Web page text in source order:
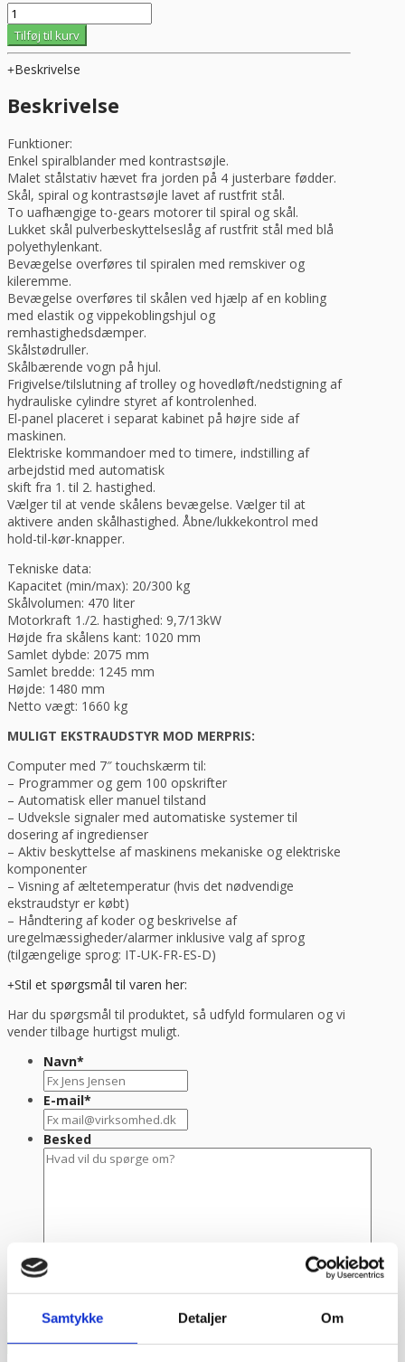
Samtykke Detaljer Om
Spiral
Mixer
Med
Aftagelig
Skål,
ASE
300
Mixer
Professional
antal
Tilføj til kurv
Beskrivelse
Beskrivelse
Funktioner:
Enkel spiralblander med kontrastsøjle.
Malet stålstativ hævet fra jorden på 4 justerbare fødder.
Skål, spiral og kontrastsøjle lavet af rustfrit stål.
To uafhængige to-gears motorer til spiral og skål.
Lukket skål pulverbeskyttelseslåg af rustfrit stål med blå
polyethylenkant.
Bevægelse overføres til spiralen med remskiver og
kileremme.
Bevægelse overføres til skålen ved hjælp af en kobling
med elastik og vippekoblingshjul og
remhastighedsdæmper.
Skålstødruller.
Skålbærende vogn på hjul.
Frigivelse/tilslutning af trolley og hovedløft/nedstigning af
hydrauliske cylindre styret af kontrolenhed.
El-panel placeret i separat kabinet på højre side af
maskinen.
Elektriske kommandoer med to timere, indstilling af
arbejdstid med automatisk
skift fra 1. til 2. hastighed.
Vælger til at vende skålens bevægelse. Vælger til at
aktivere anden skålhastighed. Åbne/lukkekontrol med
hold-til-kør-knapper.
Tekniske data:
Kapacitet (min/max): 20/300 kg
Skålvolumen: 470 liter
Motorkraft 1./2. hastighed: 9,7/13kW
Højde fra skålens kant: 1020 mm
Samlet dybde: 2075 mm
Samlet bredde: 1245 mm
Højde: 1480 mm
Netto vægt: 1660 kg
MULIGT EKSTRAUDSTYR MOD MERPRIS:
Computer med 7″ touchskærm til:
– Programmer og gem 100 opskrifter
– Automatisk eller manuel tilstand
– Udveksle signaler med automatiske systemer til
dosering af ingredienser
– Aktiv beskyttelse af maskinens mekaniske og elektriske
komponenter
– Visning af æltetemperatur (hvis det nødvendige
ekstraudstyr er købt)
– Håndtering af koder og beskrivelse af
uregelmæssigheder/alarmer inklusive valg af sprog
(tilgængelige sprog: IT-UK-FR-ES-D)
Stil et spørgsmål til varen her:
Har du spørgsmål til produktet, så udfyld formularen og vi
vender tilbage hurtigst muligt.
Navn*
E-mail*
Besked